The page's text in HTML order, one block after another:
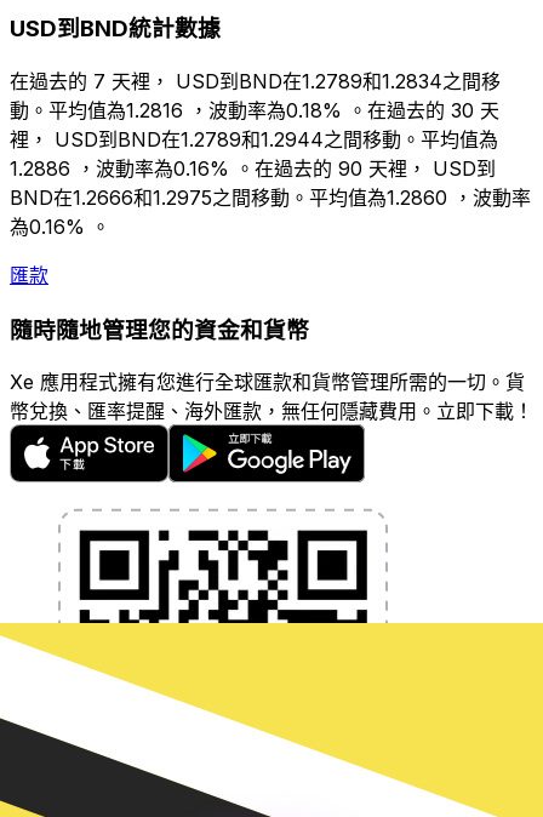
USD到BND統計數據
在過去的 7 天裡， USD到BND在1.2789和1.2834之間移
動。平均值為1.2816 ，波動率為0.18% 。在過去的 30 天
裡， USD到BND在1.2789和1.2944之間移動。平均值為
1.2886 ，波動率為0.16% 。在過去的 90 天裡， USD到
BND在1.2666和1.2975之間移動。平均值為1.2860 ，波動率
為0.16% 。
匯款
隨時隨地管理您的資金和貨幣
Xe 應用程式擁有您進行全球匯款和貨幣管理所需的一切。貨
幣兌換、匯率提醒、海外匯款，無任何隱藏費用。立即下載！